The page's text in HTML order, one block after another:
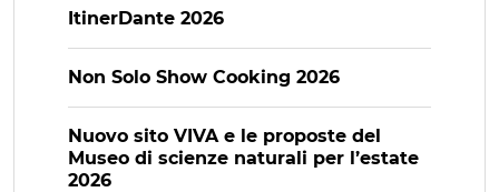
ItinerDante 2026
Non Solo Show Cooking 2026
Nuovo sito VIVA e le proposte del
Museo di scienze naturali per l’estate
2026